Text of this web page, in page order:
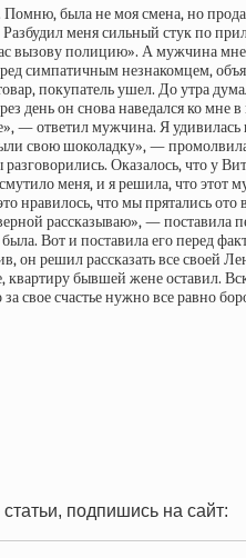
Помню, была не моя смена, но
меня сильный стук по
вызову полицию». А мужчина
симпатичным незнакомцем,
покупатель ушел. До утра
день он снова наведался ко
— ответил мужчина. Я
свою шоколадку», —
Оказалось, что у
меня, и я решила, что
что мы прятались ото
рассказываю», —
Вот и поставила его перед
решил рассказать все своей
бывшей жене оставил.
счастье нужно все равно
подпишись на сайт: